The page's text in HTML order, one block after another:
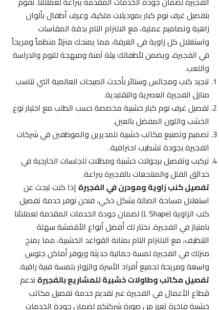
بتفصيل غرف نوم كبار بموديلات ملكية، وغرف أطفال بألوان
زاهية وتصاميم عملية، مع الالتزام التام بدقة المقاسات
واستغلال كل زاوية في الغرفة، مما يمنحك منزلاً منظماً ومريحاً
في الفجيرة، ويضمن لأطفالك بيئة آمنة ومبهجة للنوم والدراسة
واللعب.
تنجيد كنب ومجالس وستائر بأحدث الصيحات العالمية التي تناسب
منازل الفجيرة العصرية والتقليدية.
تفصيل غرف نوم كبار خشبية مخصصة حسب الطلب مع اختيار نوع
الخشب واللون المفضل بالعين.
تصميم وتصنيع مكاتب خشبية للمديرين والموظفين في شركات
الفجيرة بجودة تشطيب احترافية.
تركيب وتفصيل برجولات خشبية ومظلات للجلسات الخارجية في
حدائق الفلل والمنتجعات بالفجيرة ببراعة.
تفصيل كنب زاوية ومودرن في الفجيرةإذا كنت تبحث عن
استغلال مساحة الصالة بشكل ذكي، فنحن نوفر خدمة تفصيل
كنب الزاوية (L Shape) لضمان جودة الخدمات المقدمة لعملائنا
بامتياز في الفجيرة. نختار لك أفضل أنواع الأقمشة سهلة
التنظيف، مع الالتزام التام بمتانة القواعد الخشبية، مما يمنح
منزلك في الفجيرة لمسة جمالية حديثة ويوفر أماكن جلوس
واسعة ومريحة لجميع أفراد الأسرة والزوار بلمسة فنية راقية.
تفصيل مكاتب وطاولات خشبية للمشاريع بالفجيرةندعم
قطاع الأعمال في الفجيرة عبر تقديم خدمة تفصيل مكاتب
خشبية فاخرة تعزز من صورة شركتكم لضمان جودة الخدمات